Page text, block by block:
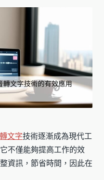
文字技術逐漸成為現代工
不僅能夠提高工作的效
資訊，節省時間，因此在